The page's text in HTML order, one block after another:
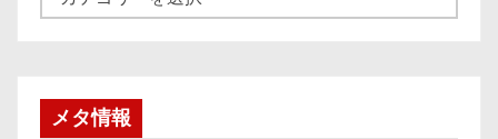
テ
メタ情報